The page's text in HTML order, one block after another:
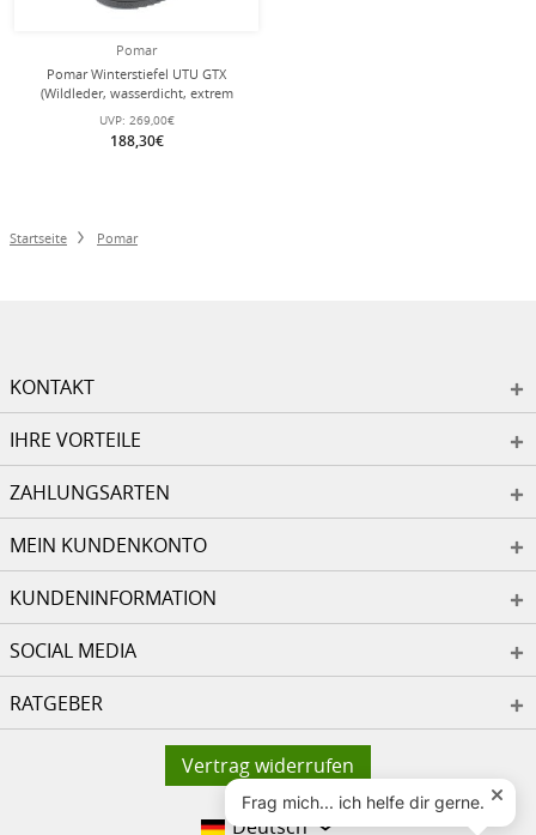
Pomar
Pomar Winterstiefel UTU GTX
(Wildleder, wasserdicht, extrem
warm, gefüttert) schwarz Damen
UVP: 269,00€
188,30€
Startseite Pomar
KONTAKT
IHRE VORTEILE
ZAHLUNGSARTEN
MEIN KUNDENKONTO
KUNDENINFORMATION
SOCIAL MEDIA
RATGEBER
Vertrag widerrufen
Deutsch